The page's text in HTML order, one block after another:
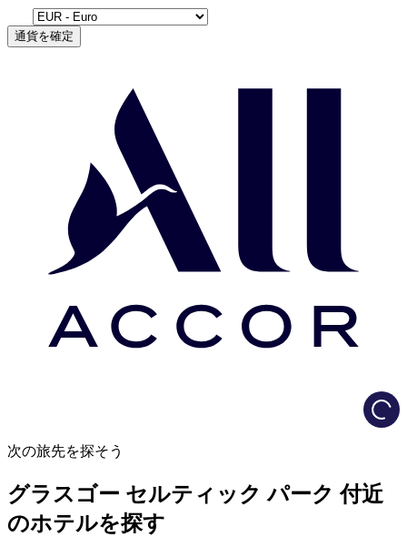
通貨を確定
次の旅先を探そう
グラスゴー セルティック パーク 付近
のホテルを探す